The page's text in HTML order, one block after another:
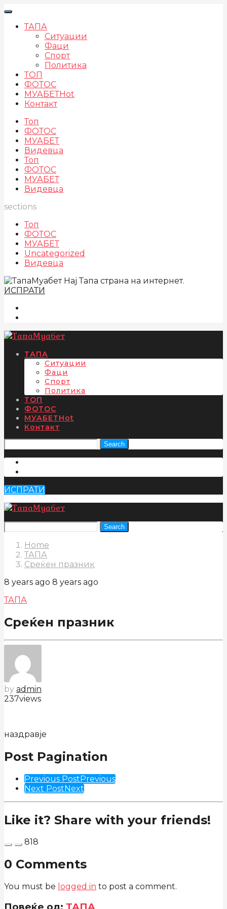
ТАПА
Ситуации
Фаци
Спорт
Политика
ТОП
ФОТОС
МУАБЕТHot
Контакт
Топ
ФОТОС
МУАБЕТ
Видевца
Топ
ФОТОС
МУАБЕТ
Видевца
sections
Топ
ФОТОС
МУАБЕТ
Uncategorized
Видевца
Нај Тапа страна на интернет.
ИСПРАТИ
ТАПА
Ситуации
Фаци
Спорт
Политика
ТОП
ФОТОС
МУАБЕТHot
Контакт
Search
ИСПРАТИ
Search
Home
ТАПА
Среќен празник
8 years ago 8 years ago
ТАПА
Среќен празник
by admin
237views
наздравје
Post Pagination
Previous PostPrevious
Next PostNext
Like it? Share with your friends!
818
0 Comments
You must be logged in to post a comment.